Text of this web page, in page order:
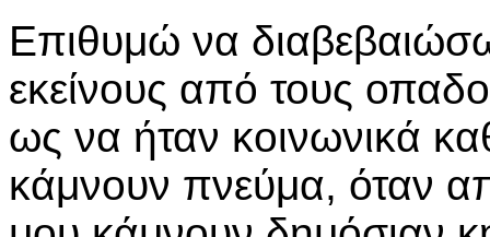
Επιθυμώ να
εκείνους από τους
ως να ήταν κοινωνικά
κάμνουν πνεύμα, όταν